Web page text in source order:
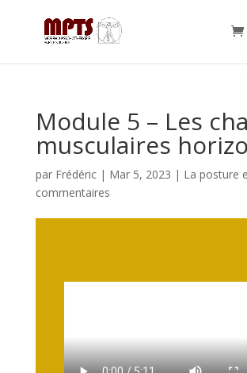
Module 5 – Les
musculaires
par Frédéric| Mar 5, 2023 | La posture
commentaires